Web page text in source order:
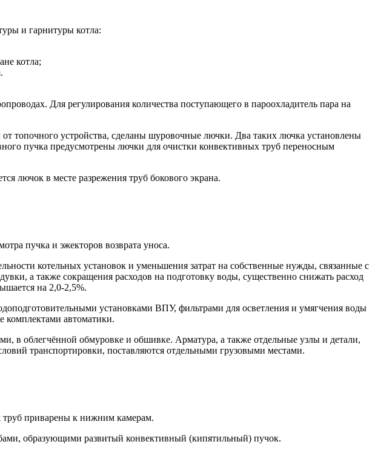
и гарнитуры котла:
котла;
Для регулирования количества поступающего в пароохладитель пара на
топочного устройства, сделаны шуровочные лючки. Два таких лючка установлены
пучка предусмотрены лючки для очистки конвективных труб переносным
лючок в месте разрежения труб бокового экрана.
пучка и эжекторов возврата уноса.
котельных установок и уменьшения затрат на собственные нужды, связанные с
а также сокращения расходов на подготовку воды, существенно снижать расход
на 2,0-2,5%.
установками ВПУ, фильтрами для осветления и умягчения воды
автоматики.
в облегчённой обмуровке и обшивке. Арматура, а также отдельные узлы и детали,
транспортировки, поставляются отдельными грузовыми местами.
приварены к нижним камерам.
образующими развитый конвективный (кипятильный) пучок.